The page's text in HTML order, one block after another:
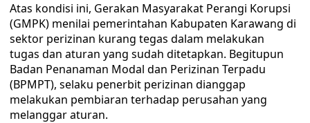
Atas kondisi ini, Gerakan Masyarakat Perangi Korupsi
(GMPK) menilai pemerintahan Kabupaten Karawang di
sektor perizinan kurang tegas dalam melakukan
tugas dan aturan yang sudah ditetapkan. Begitupun
Badan Penanaman Modal dan Perizinan Terpadu
(BPMPT), selaku penerbit perizinan dianggap
melakukan pembiaran terhadap perusahan yang
melanggar aturan.